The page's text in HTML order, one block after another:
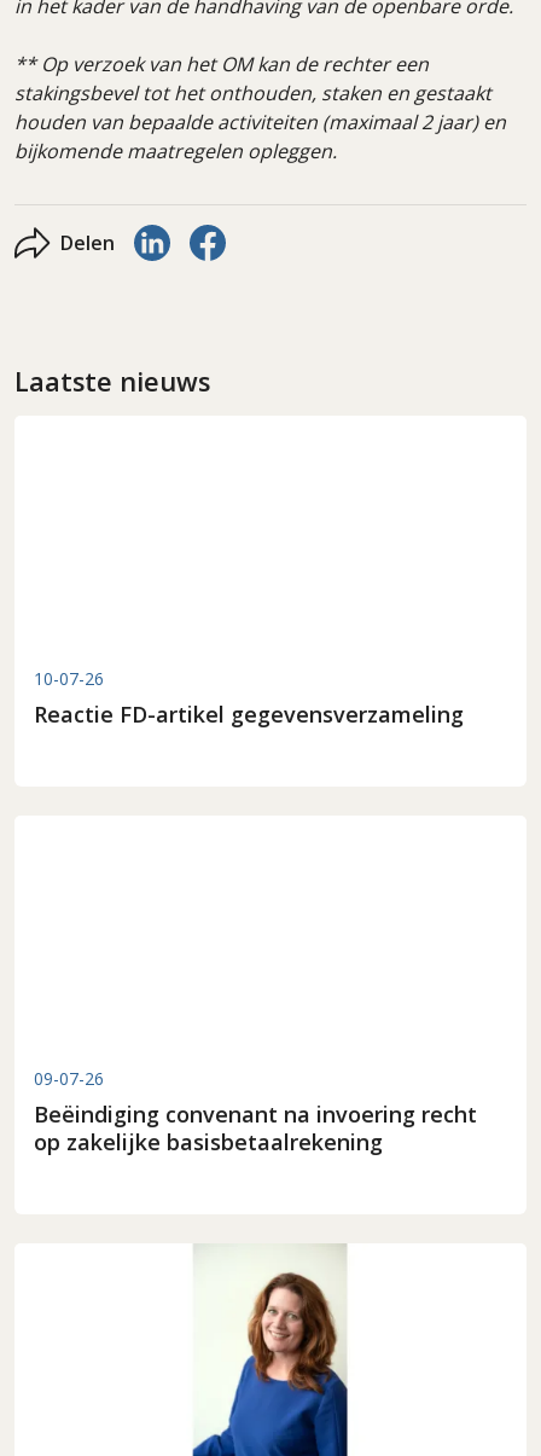
in het kader van de handhaving van de openbare orde.
** Op verzoek van het OM kan de rechter een
stakingsbevel tot het onthouden, staken en gestaakt
houden van bepaalde activiteiten (maximaal 2 jaar) en
bijkomende maatregelen opleggen.
Delen Delen via LinkedIn
Delen via Facebook
Laatste nieuws
10-07-26
Reactie FD-artikel gegevensverzameling
09-07-26
Beëindiging convenant na invoering recht
op zakelijke basisbetaalrekening